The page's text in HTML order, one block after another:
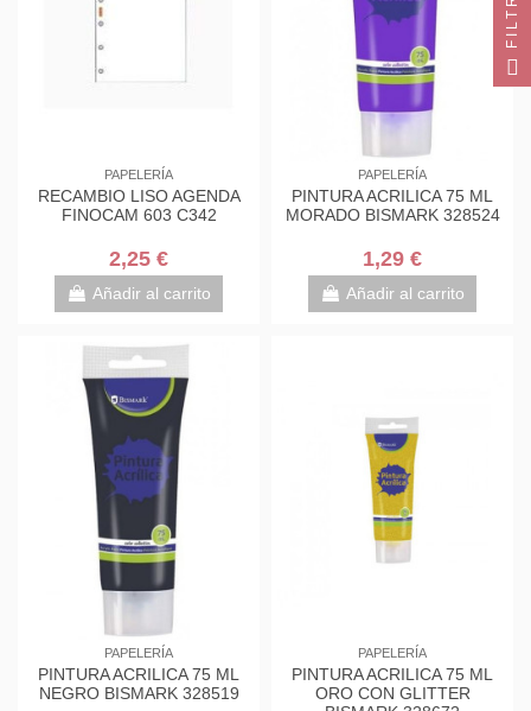
PAPELERÍA
RECAMBIO LISO AGENDA
FINOCAM 603 C342
2,25 €
Añadir al carrito
PAPELERÍA
PINTURA ACRILICA 75 ML
MORADO BISMARK 328524
1,29 €
Añadir al carrito
PAPELERÍA
PINTURA ACRILICA 75 ML
NEGRO BISMARK 328519
PAPELERÍA
PINTURA ACRILICA 75 ML
ORO CON GLITTER